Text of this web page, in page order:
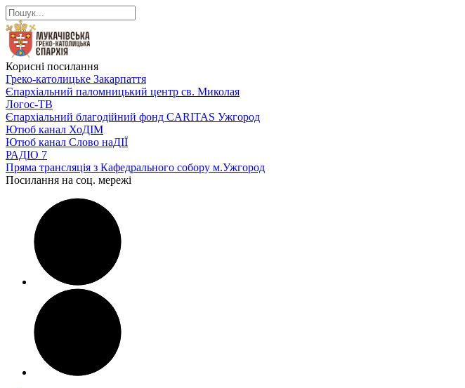
Корисні посилання
Греко-католицьке Закарпаття
Єпархіальний паломницький центр св. Миколая
Логос-ТВ
Єпархіальний благодійний фонд CARITAS Ужгород
Ютюб канал ХоДІМ
Ютюб канал Слово наДІЇ
РАДІО 7
Пряма трансляція з Кафедрального собору м.Ужгород
Посилання на соц. мережі